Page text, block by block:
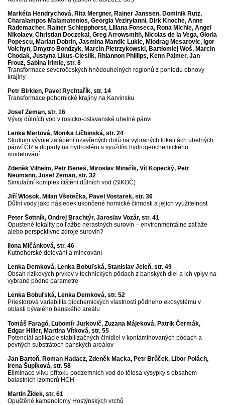
Markéta Hendrychová, Rita Mergner, Rainer Janssen, Dominik Rutz,
Charalampos Malamatenios, Georgia Veziryianni, Dirk Knoche, Anne
Rademacher, Rainer Schlepphorst, Liliana Fonseca, Rona Michie, Angel
Nikolaev, Christian Doczekal, Greg Arrowsmith, Nicolas de la Vega, Gloria
Popescu, Marian Dobrin, Jasmina Mandic Lukic, Miodrag Mesarovic, Igor
Volchyn, Dmytro Bondzyk, Marcin Pietrzykowski, Bartłomiej Woś, Marcin
Chodak, Justyna Likus-Cieslik, Rhiannon Phillips, Kenn Palmer, Jan
Frouz, Sabina Irimie, str. 8
Transformace severočeských hnědouhelných regionů z pohledu obnovy
krajiny
Petr Birklen, Pavel Rychtařík, str. 14
Transformace pohornické krajiny na Karvinsku
Josef Zeman, str. 16
Vývoj důlních vod v rosicko-oslavanské uhelné pánvi
Lenka Mertová, Monika Ličbinská, str. 24
Studium vývoje zatápění uzavřených dolů na vybraných lokalitách uhelných
pánví ČR a dopady na hydrosféru s využitím hydrogeochemického
modelování
Zdeněk Vilhelm, Petr Beneš, Miroslav Minařík, Vít Kopecký, Petr
Neumann, Josef Zeman, str. 32
Simulační komplex čištění důlních vod (SIKOČ)
Jiří Wlosok, Milan Všetečka, Pavel Vostarek, str. 36
Důlní vody jako následek ukončené hornické činnosti a jejich využitelnost
Peter Šottník, Ondrej Brachtýr, Jaroslav Vozár, str. 41
Opustené lokality po ťažbe nerastných surovín – environmentálne záťaže
alebo perspektívne zdroje surovín?
Ilona Mičánková, str. 46
Kutnohorské dolování a mincování
Lenka Demková, Lenka Bobuľská, Stanislav Jeleň, str. 49
Obsah rizikových prvkov v technických pôdach z banských diel a ich vplyv na
vybrané pôdne parametre
Lenka Bobuľská, Lenka Demková, str. 52
Priestorová variabilita biochemických vlastností pôdneho ekosystému v
oblasti bývalého banského areálu
Tomáš Faragó, Ľubomír Jurkovič, Zuzana Májeková, Patrik Čermák,
Edgar Hiller, Martina Vítková, str. 55
Potenciál aplikácie stabilizačných činidiel v kontaminovaných pôdach a
pevných substrátoch banských areálov
Jan Bartoň, Roman Hadacz, Zdeněk Macka, Petr Brůček, Libor Polách,
Irena Šupíková, str. 58
Eliminace vlivu přítoku podzemních vod do tělesa výsypky s obsahem
balastních izomerů HCH
Martin Žídek, str. 61
Opuštěné kamenolomy Hostýnských vrchů